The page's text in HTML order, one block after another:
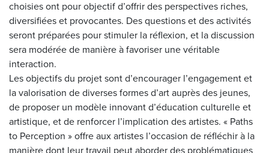
choisies ont pour objectif d’offrir des perspectives riches,
diversifiées et provocantes. Des questions et des activités
seront préparées pour stimuler la réflexion, et la discussion
sera modérée de manière à favoriser une véritable
interaction.
Les objectifs du projet sont d’encourager l’engagement et
la valorisation de diverses formes d’art auprès des jeunes,
de proposer un modèle innovant d’éducation culturelle et
artistique, et de renforcer l’implication des artistes. « Paths
to Perception » offre aux artistes l’occasion de réfléchir à la